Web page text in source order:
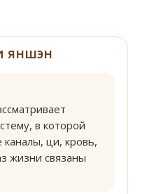
яншэн
в которой
каналы, ци, кровь,
жизни связаны